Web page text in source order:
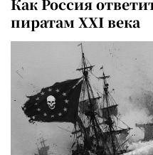
пиратам XXI века